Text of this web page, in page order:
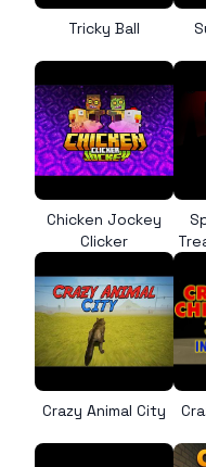
Tricky Ball
Chicken Jockey
Clicker
Crazy Animal City